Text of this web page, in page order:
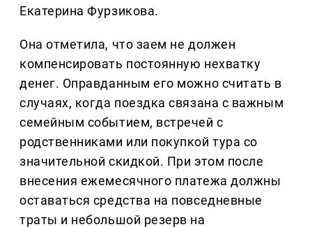
Екатерина Фурзикова.
Она отметила, что заем не должен
компенсировать постоянную нехватку
денег. Оправданным его можно считать в
случаях, когда поездка связана с важным
семейным событием, встречей с
родственниками или покупкой тура со
значительной скидкой. При этом после
внесения ежемесячного платежа должны
оставаться средства на повседневные
траты и небольшой резерв на